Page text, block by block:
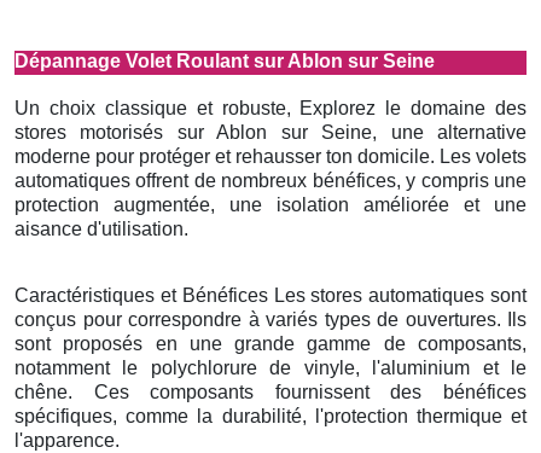
Dépannage Volet Roulant sur Ablon sur Seine
Un choix classique et robuste, Explorez le domaine des
stores motorisés sur Ablon sur Seine, une alternative
moderne pour protéger et rehausser ton domicile. Les volets
automatiques offrent de nombreux bénéfices, y compris une
protection augmentée, une isolation améliorée et une
aisance d'utilisation.
Caractéristiques et Bénéfices Les stores automatiques sont
conçus pour correspondre à variés types de ouvertures. Ils
sont proposés en une grande gamme de composants,
notamment le polychlorure de vinyle, l'aluminium et le
chêne. Ces composants fournissent des bénéfices
spécifiques, comme la durabilité, l'protection thermique et
l'apparence.